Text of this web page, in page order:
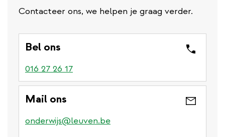
Contacteer ons, we helpen je graag verder.
Bel ons
016 27 26 17
Mail ons
onderwijs@leuven.be